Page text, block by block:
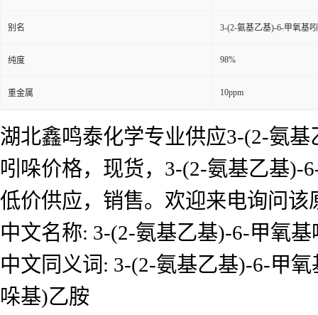
别名 3-(2-氨基乙基)-6-甲氧基
纯度 98%
重金属 10ppm
湖北鑫鸣泰化学专业供应3-(2-氨
吲哚价格，现货，3-(2-氨基乙基)-
低价供应，销售。欢迎来电询问该
中文名称: 3-(2-氨基乙基)-6-甲氧基
中文同义词: 3-(2-氨基乙基)-6-甲
哚基)乙胺